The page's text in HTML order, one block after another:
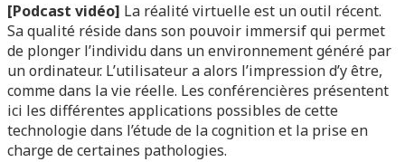
[Podcast vidéo] La réalité virtuelle est un outil récent.
Sa qualité réside dans son pouvoir immersif qui permet
de plonger l’individu dans un environnement généré par
un ordinateur. L’utilisateur a alors l’impression d’y être,
comme dans la vie réelle. Les conférencières présentent
ici les différentes applications possibles de cette
technologie dans l’étude de la cognition et la prise en
charge de certaines pathologies.